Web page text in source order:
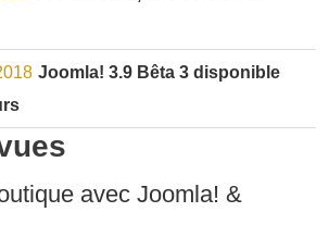
Joomla! 3.9 Bêta 3 disponible
avec Joomla! &